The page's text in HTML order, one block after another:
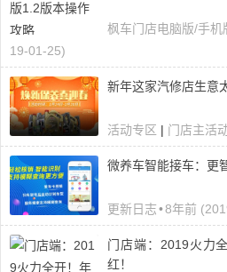
枫车门店电脑版/手机
19-01-25)
新年这家汽修店生意
活动专区 | 门店主活
微养车智能接车：更
更新日志•8年前
门店端：2019火力
红！